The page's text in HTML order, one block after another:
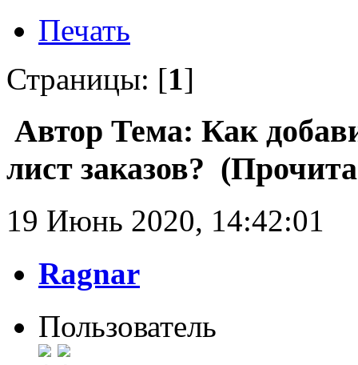
Печать
Страницы: [1]
Автор Тема: Как
лист заказов?
19 Июнь 2020, 14:42:01
Ragnar
Пользователь